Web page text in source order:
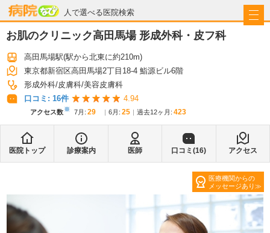
人で選べる医院検索
病院なび
お肌のクリニック高田馬場 形成外科・皮フ科
高田馬場駅(駅から北東に約210m)
東京都新宿区高田馬場2丁目18-4 鮨源ビル6階
形成外科 皮膚科 美容皮膚科
口コミ: 16件 4.94
アクセス数※ 7月 : 29 6月 : 25 過去12ヶ月: 423
医院トップ 診療案内 医師 口コミ(16) アクセス
医療機関からの
メッセージあり